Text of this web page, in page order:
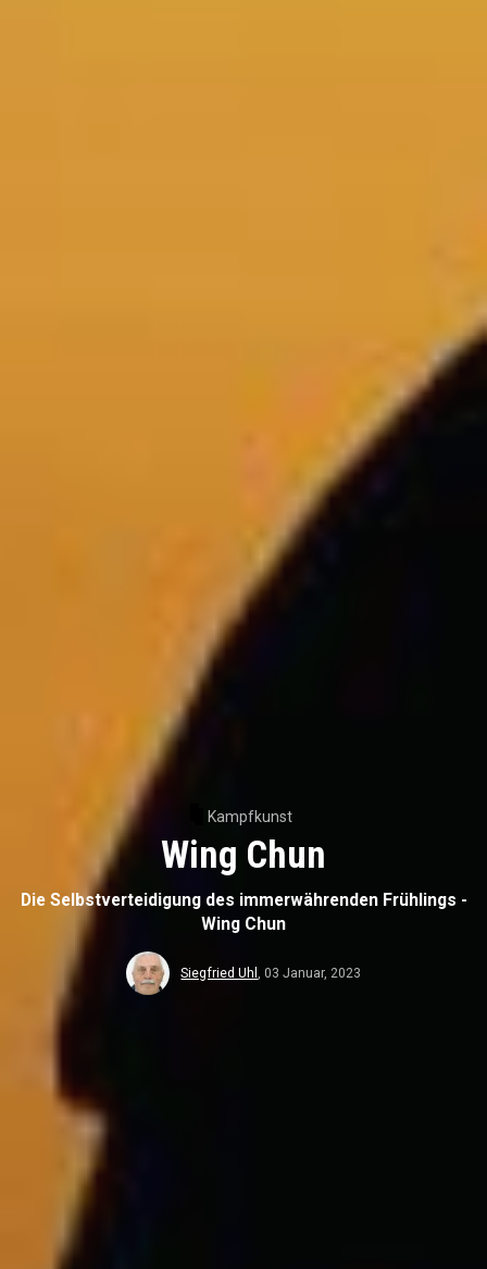
Kampfkunst
Wing Chun
Die Selbstverteidigung des immerwährenden Frühlings -
Wing Chun
Siegfried Uhl ,03 Januar, 2023